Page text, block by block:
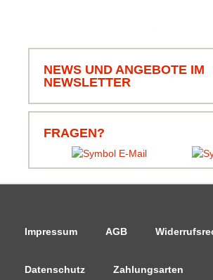
NEWS UND ANGEBOTE IM
NEWSLETTER
FRAGEN?
Impressum AGB
Datenschutz Zahlungsarten